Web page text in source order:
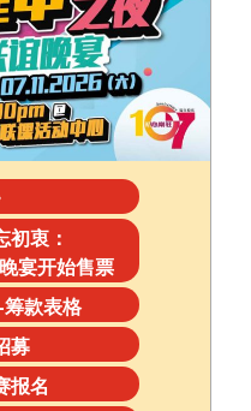
初衷：
宴开始售票
筹款表格
募
报名